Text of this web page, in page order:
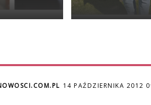
14 PAŹDZIERNIKA 2012